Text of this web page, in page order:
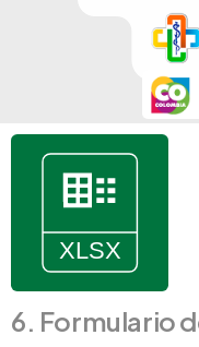
6. Formulario